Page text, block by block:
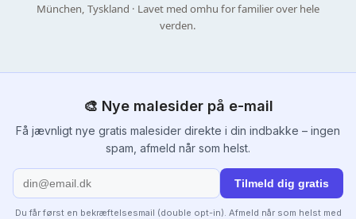
München, Tyskland · Lavet med omhu for familier over hele
verden.
🎨 Nye malesider på e-mail
Få jævnligt nye gratis malesider direkte i din indbakke – ingen
spam, afmeld når som helst.
Tilmeld dig gratis
Du får først en bekræftelsesmail (double opt-in). Afmeld når som helst med